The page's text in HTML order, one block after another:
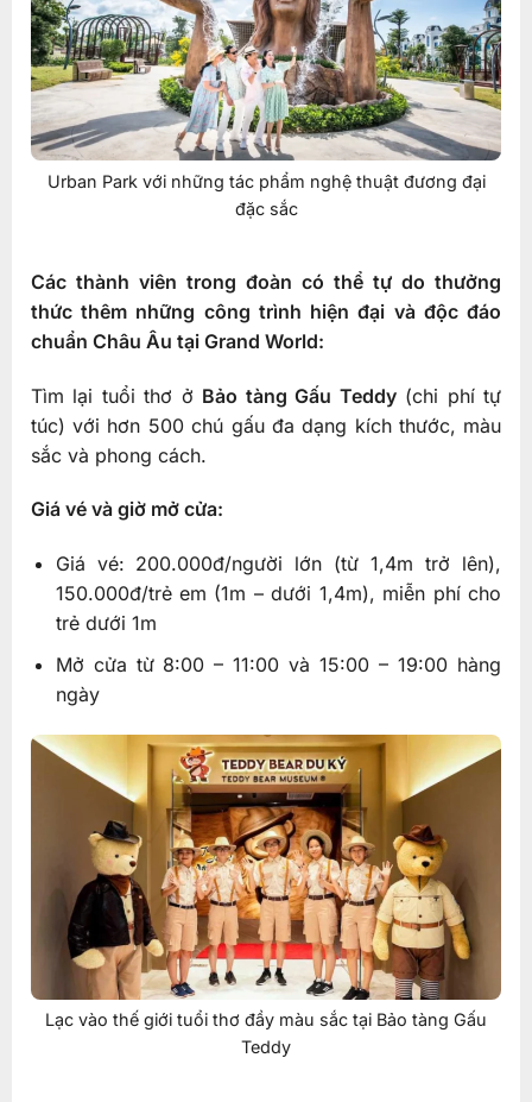
Urban Park với những tác phẩm nghệ thuật đương đại
đặc sắc
Các thành viên trong đoàn có thể tự do thưởng
thức thêm những công trình hiện đại và độc đáo
chuẩn Châu Âu tại Grand World:
Tìm lại tuổi thơ ở Bảo tàng Gấu Teddy(chi phí tự
túc) với hơn 500 chú gấu đa dạng kích thước, màu
sắc và phong cách.
Giá vé và giờ mở cửa:
Giá vé: 200.000đ/người lớn (từ 1,4m trở lên),
150.000đ/trẻ em (1m – dưới 1,4m), miễn phí cho
trẻ dưới 1m
Mở cửa từ 8:00 – 11:00 và 15:00 – 19:00 hàng
ngày
Lạc vào thế giới tuổi thơ đầy màu sắc tại Bảo tàng Gấu
Teddy